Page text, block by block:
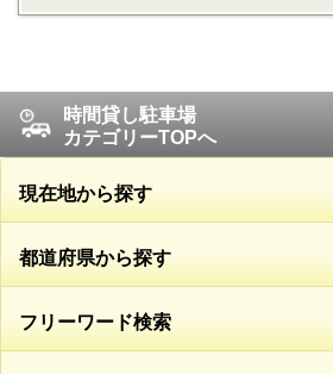
時間貸し駐車場
カテゴリーTOPへ
現在地から探す
都道府県から探す
フリーワード検索